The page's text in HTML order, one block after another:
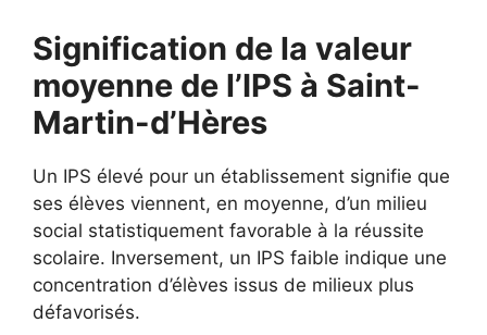
Signification de la valeur
moyenne de l’IPS à Saint-
Martin-d’Hères
Un IPS élevé pour un établissement signifie que
ses élèves viennent, en moyenne, d’un milieu
social statistiquement favorable à la réussite
scolaire. Inversement, un IPS faible indique une
concentration d’élèves issus de milieux plus
défavorisés.